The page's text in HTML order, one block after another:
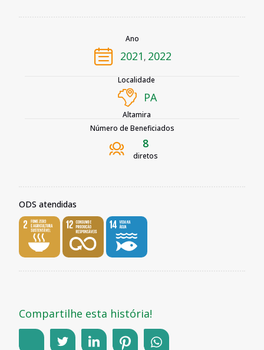
Ano
2021, 2022
Localidade
PA
Altamira
Número de Beneficiados
diretos
8
ODS atendidas
Compartilhe esta história!